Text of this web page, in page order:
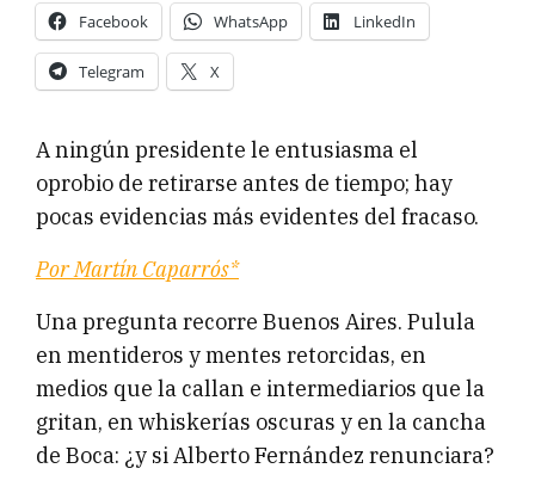
Facebook WhatsApp LinkedIn
Telegram X
A ningún presidente le entusiasma el
oprobio de retirarse antes de tiempo; hay
pocas evidencias más evidentes del fracaso.
Por Martín Caparrós*
Una pregunta recorre Buenos Aires. Pulula
en mentideros y mentes retorcidas, en
medios que la callan e intermediarios que la
gritan, en whiskerías oscuras y en la cancha
de Boca: ¿y si Alberto Fernández renunciara?